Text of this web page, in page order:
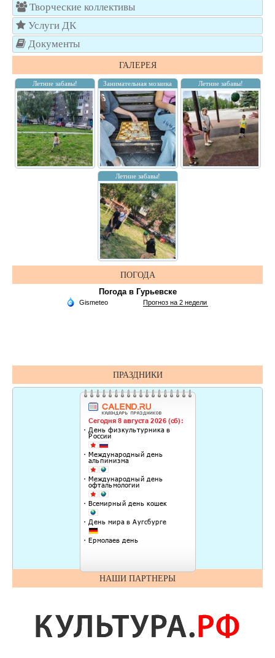
Творческие коллективы
Услуги ДК
Документы
ГАЛЕРЕЯ
Летние забавы! Занимательная мозаика Летние забавы!
Летние забавы!
ПОГОДА
Погода в Гурьевске
ПРАЗДНИКИ
НАШИ ПАРТНЕРЫ